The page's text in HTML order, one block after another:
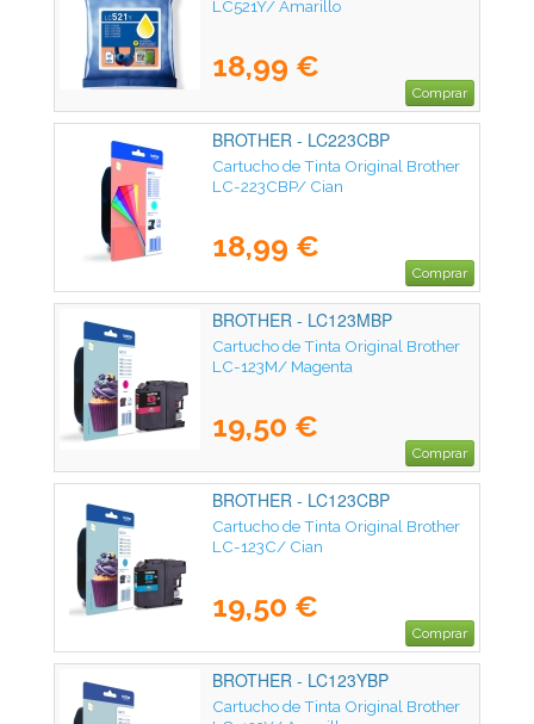
LC521Y/ Amarillo
18,99 €
Comprar
BROTHER - LC223CBP
Cartucho de Tinta Original Brother
LC-223CBP/ Cian
18,99 €
Comprar
BROTHER - LC123MBP
Cartucho de Tinta Original Brother
LC-123M/ Magenta
19,50 €
Comprar
BROTHER - LC123CBP
Cartucho de Tinta Original Brother
LC-123C/ Cian
19,50 €
Comprar
BROTHER - LC123YBP
Cartucho de Tinta Original Brother